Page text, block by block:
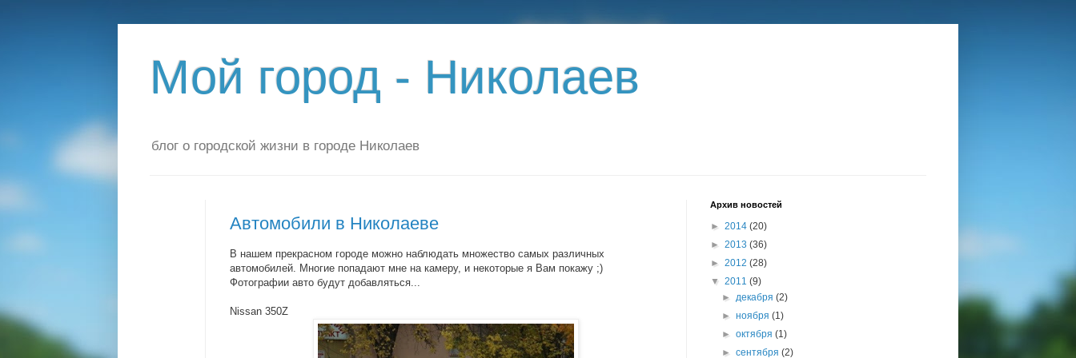
Мой город - Николаев
блог о городской жизни в городе Николаев
Автомобили в Николаеве
В нашем прекрасном городе можно наблюдать множество самых различных
автомобилей. Многие попадают мне на камеру, и некоторые я Вам покажу ;)
Фотографии авто будут добавляться...
Nissan 350Z
Архив новостей
► 2014 (20)
► 2013 (36)
► 2012 (28)
▼ 2011 (9)
►декабря(2)
►ноября(1)
►октября(1)
►сентября(2)